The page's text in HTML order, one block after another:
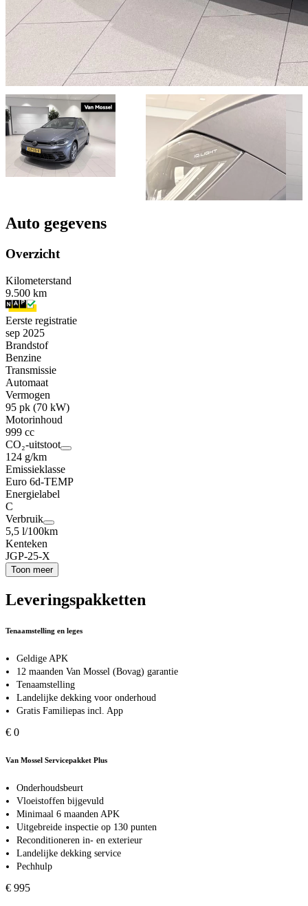
Auto gegevens
Overzicht
Kilometerstand
9.500 km
Eerste registratie
sep 2025
Brandstof
Benzine
Transmissie
Automaat
Vermogen
95 pk (70 kW)
Motorinhoud
999 cc
CO₂-uitstoot
124 g/km
Emissieklasse
Euro 6d-TEMP
Energielabel
C
Verbruik
5,5 l/100km
Kenteken
JGP-25-X
Toon meer
Leveringspakketten
Tenaamstelling en leges
Geldige APK
12 maanden Van Mossel (Bovag) garantie
Tenaamstelling
Landelijke dekking voor onderhoud
Gratis Familiepas incl. App
€ 0
Van Mossel Servicepakket Plus
Onderhoudsbeurt
Vloeistoffen bijgevuld
Minimaal 6 maanden APK
Uitgebreide inspectie op 130 punten
Reconditioneren in- en exterieur
Landelijke dekking service
Pechhulp
€ 995